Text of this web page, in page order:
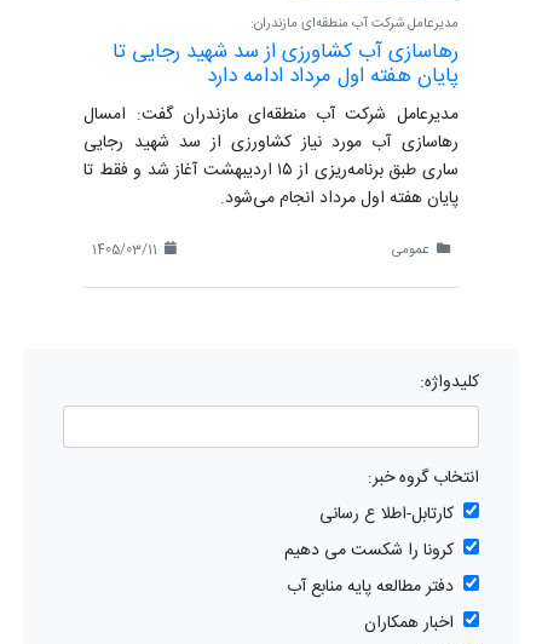
مدیرعامل شرکت آب منطقه‌ای مازندران:
رهاسازی آب کشاورزی از سد شهید رجایی تا
پایان هفته اول مرداد ادامه دارد
مدیرعامل شرکت آب منطقه‌ای مازندران گفت: امسال
رهاسازی آب مورد نیاز کشاورزی از سد شهید رجایی
ساری طبق برنامه‌ریزی از ۱۵ اردیبهشت آغاز شد و فقط تا
پایان هفته اول مرداد انجام می‌شود.
عمومی
کلیدواژه:
انتخاب گروه خبر:
کارتابل-اطلا ع رسانی
کرونا را شکست می دهیم
دفتر مطالعه پایه منابع آب
اخبار همکاران